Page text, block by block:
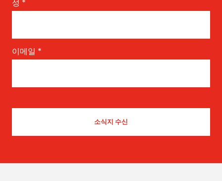
성 *
이메일 *